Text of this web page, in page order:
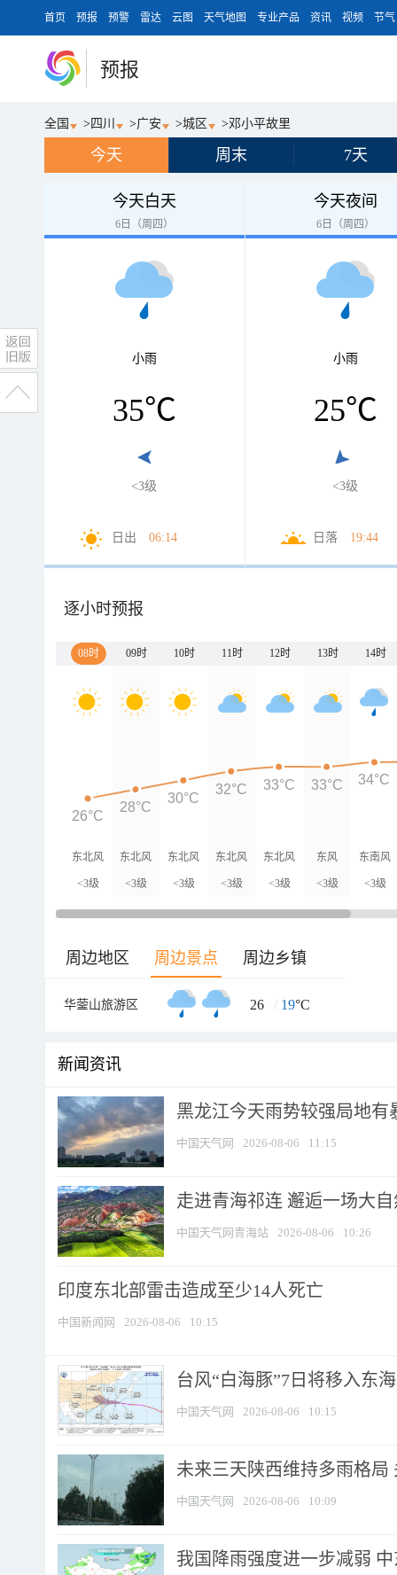
首页 预报 预警 雷达 云图 天气地图 专业产品 资讯 视频 节气
预报
全国 > 四川 >广安 >城区 >邓小平故里
今天 周末 7天
今天白天
6日（周四）
小雨
35℃
<3级
日出 06:14
今天夜间
6日（周四）
小雨
25℃
<3级
日落 19:44
逐小时预报
08时 09时 10时 11时 12时 13时 14时
东北风
<3级
东北风
<3级
东北风
<3级
东北风
<3级
东北风
<3级
东风
<3级
东南风
<3级
26°C
28°C
30°C
32°C 33°C 33°C 34°C
周边地区 周边景点 周边乡镇
华蓥山旅游区 26 / 19°C
新闻资讯
黑龙江今天雨势较强局地有
中国天气网 2026-08-06 11:15
走进青海祁连 邂逅一场大
中国天气网青海站 2026-08-06 10:26
印度东北部雷击造成至少14人死亡
中国新闻网 2026-08-06 10:15
台风“白海豚”7日将移入东
中国天气网 2026-08-06 10:15
未来三天陕西维持多雨格局
中国天气网 2026-08-06 10:09
我国降雨强度进一步减弱